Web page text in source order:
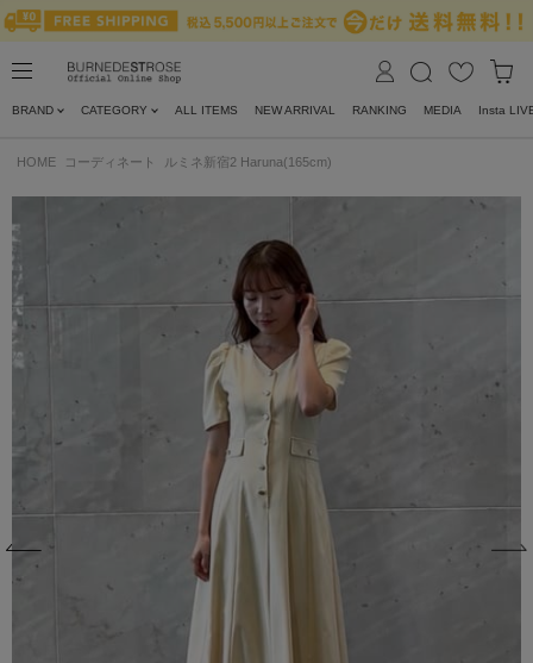
BRAND CATEGORY ALL ITEMS NEW ARRIVAL RANKING MEDIA Insta
HOME コーディネート ルミネ新宿2 Haruna(165cm)